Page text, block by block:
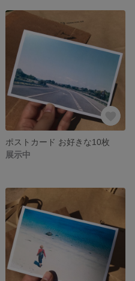
ポストカード お好きな10枚
展示中